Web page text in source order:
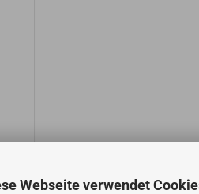
Webseite verwendet